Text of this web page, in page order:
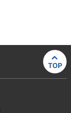

TOP